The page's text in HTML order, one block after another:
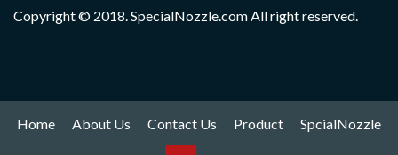
Copyright © 2018. SpecialNozzle.com All right reserved.
Home About Us Contact Us Product SpcialNozzle